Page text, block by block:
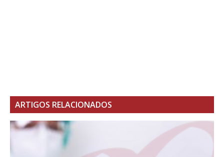
ARTIGOS RELACIONADOS